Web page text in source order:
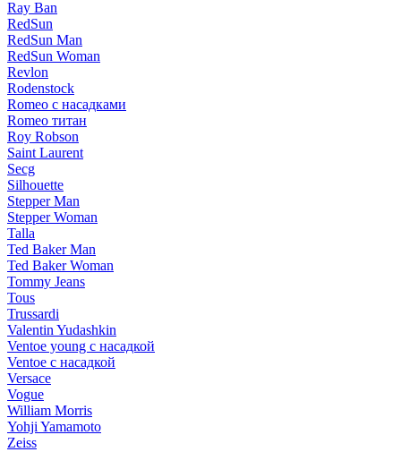
Ray Ban
RedSun
RedSun Man
RedSun Woman
Revlon
Rodenstock
Romeo с насадками
Romeo титан
Roy Robson
Saint Laurent
Secg
Silhouette
Stepper Man
Stepper Woman
Talla
Ted Baker Man
Ted Baker Woman
Tommy Jeans
Tous
Trussardi
Valentin Yudashkin
Ventoe young с насадкой
Ventoe с насадкой
Versace
Vogue
William Morris
Yohji Yamamoto
Zeiss